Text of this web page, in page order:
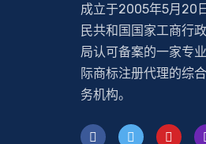
成立于2005年5月20
民共和国国家工商行
局认可备案的一家专
际商标注册代理的综
务机构。